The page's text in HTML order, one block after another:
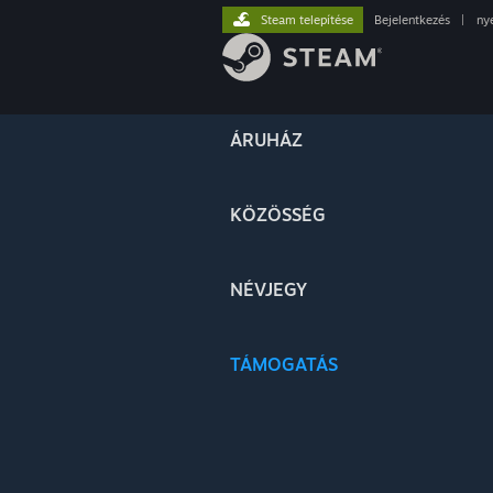
ÁRUHÁZ
KÖZÖSSÉG
NÉVJEGY
TÁMOGATÁS
Steam telepítése Bejelentkezés